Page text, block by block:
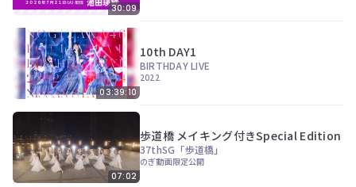
30:09
03:39:10
10th DAY1
BIRTHDAY LIVE
2022
07:02
歩道橋 メイキング付きSpecial Edition
37thSG「歩道橋」
のぎ動画限定公開